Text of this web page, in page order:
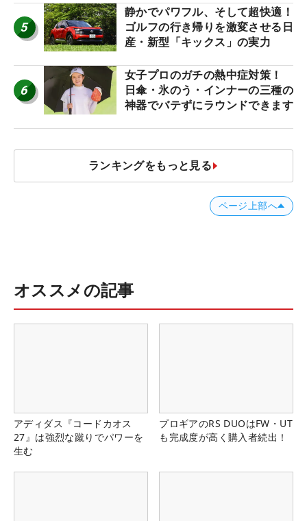
5
静かでパワフル、そして超快適！
ゴルフの行き帰りを激変させる日
産・新型「キックス」の実力
6
女子プロのガチの熱中症対策！
日傘・氷のう・インナーの三種の
神器でバテずにラウンドできます
ランキングをもっと見る
ページ上部へ
オススメの記事
アディダス『コードカオス
27』は強烈な蹴りでパワーを
生む
プロギアのRS DUOはFW・UT
も完成度が高く購入者続出！